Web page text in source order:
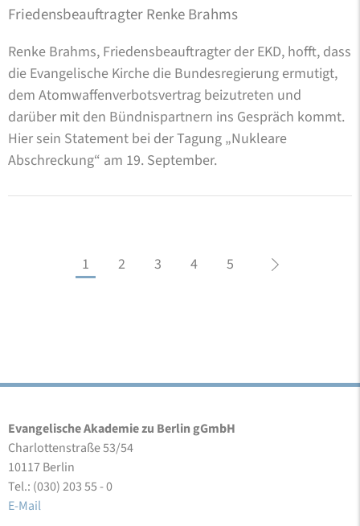
Friedensbeauftragter Renke Brahms
Renke Brahms, Friedensbeauftragter der EKD, hofft, dass
die Evangelische Kirche die Bundesregierung ermutigt,
dem Atomwaffenverbotsvertrag beizutreten und
darüber mit den Bündnispartnern ins Gespräch kommt.
Hier sein Statement bei der Tagung „Nukleare
Abschreckung“ am 19. September.
1 2 3 4 5
Evangelische Akademie zu Berlin gGmbH
Charlottenstraße 53/54
10117 Berlin
Tel.: (030) 203 55 - 0
E-Mail